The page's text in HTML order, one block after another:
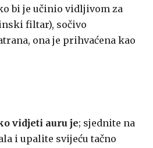
bi je učinio vidljivom za
filtar), sočivo
ona je prihvaćena kao
vidjeti auru je; sjednite na
i upalite svijeću tačno